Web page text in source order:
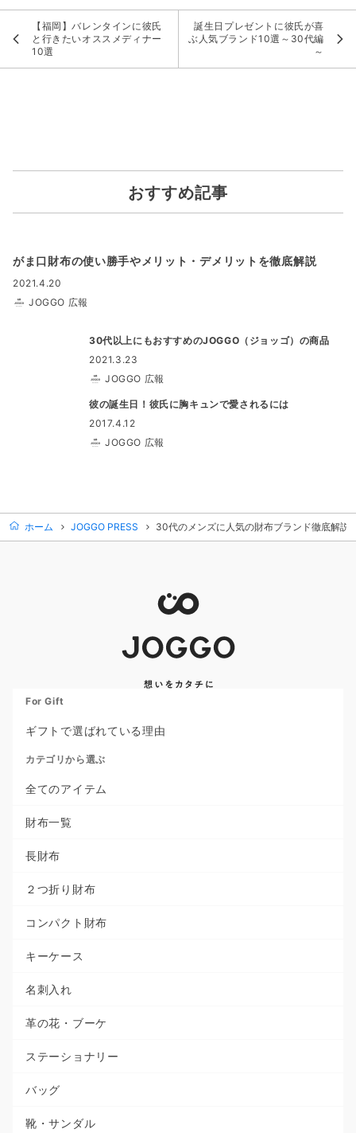
【福岡】バレンタインに彼氏
と行きたいオススメディナー
10選
誕生日プレゼントに彼氏が喜
ぶ人気ブランド10選～30代編
～
おすすめ記事
がま口財布の使い勝手やメリット・デメリットを徹底解説
2021.4.20
JOGGO 広報
30代以上にもおすすめのJOGGO（ジョッゴ）の商品
2021.3.23
JOGGO 広報
彼の誕生日！彼氏に胸キュンで愛されるには
2017.4.12
JOGGO 広報
ホーム JOGGO PRESS 30代のメンズに人気の財布ブランド徹底解説!
For Gift
ギフトで選ばれている理由
カテゴリから選ぶ
全てのアイテム
財布一覧
長財布
２つ折り財布
コンパクト財布
キーケース
名刺入れ
革の花・ブーケ
ステーショナリー
バッグ
靴・サンダル